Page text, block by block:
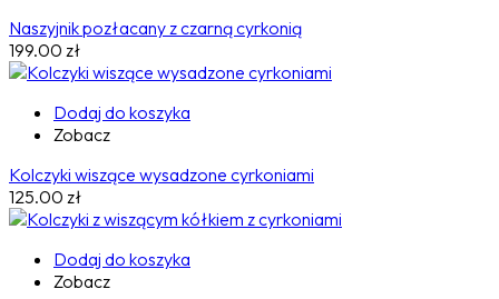
Naszyjnik pozłacany z czarną cyrkonią
199.00 zł
Dodaj do koszyka
Zobacz
Kolczyki wiszące wysadzone cyrkoniami
125.00 zł
Dodaj do koszyka
Zobacz